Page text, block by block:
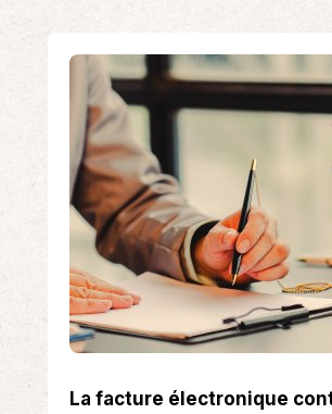
La facture électronique